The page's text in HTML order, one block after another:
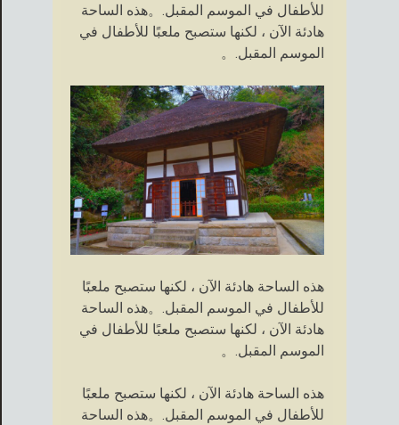
للأطفال في الموسم المقبل.。هذه الساحة
هادئة الآن ، لكنها ستصبح ملعبًا للأطفال في
الموسم المقبل.。
هذه الساحة هادئة الآن ، لكنها ستصبح ملعبًا
للأطفال في الموسم المقبل.。هذه الساحة
هادئة الآن ، لكنها ستصبح ملعبًا للأطفال في
الموسم المقبل.。
هذه الساحة هادئة الآن ، لكنها ستصبح ملعبًا
للأطفال في الموسم المقبل.。هذه الساحة